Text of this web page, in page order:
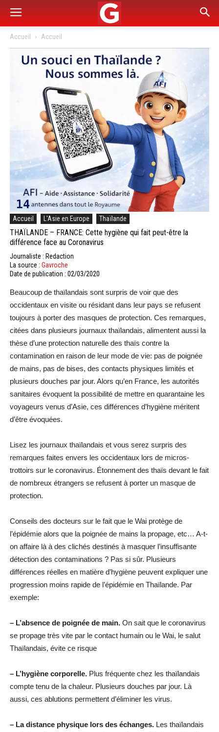
Accueil Accueil
Accueil L'Asie en Europe Thaïlande
THAÏLANDE – FRANCE: Cette hygiène qui fait peut-être la
différence face au Coronavirus
Journaliste : Redaction
La source : Gavroche
Date de publication : 02/03/2020
Beaucoup de thaïlandais sont surpris de voir que des
occidentaux en visite ou résidant dans leur pays se refusent
toujours à porter des masques de protection. Ces remarques,
citées dans plusieurs journaux thaïlandais, alimentent aussi la
thèse d’une protection naturelle des thaïs contre la
contamination en raison de leur mode de vie: pas de poignée
de mains, pas de bises, des contacts physiques limités et
plusieurs douches par jour. Alors qu’en France, les autorités
sanitaires évoquent la possibilité de mettre en quarantaine les
voyageurs venus d’Asie, ces différences d’hygiène méritent
d’être évoquées.
Lisez les journaux thaïlandais et vous serez surpris des
remarques faites envers les occidentaux lors de micros-
trottoirs sur le coronavirus. Étonnement des thaïs devant le fait
de nombreux étrangers se refusent à porter un masque de
protection.
Conseils des docteurs sur le fait que le Wai protège de
l’épidémie alors que la poignée de mains la propage, etc… A-t-
on affaire là à des clichés destinés à masquer l’insuffisante
détection des contaminations ? Pas si sûr. Plusieurs
différences réelles en matière d’hygiène peuvent expliquer une
progression moins rapide de l’épidémie en Thaïlande. Par
exemple:
– L’absence de poignée de main. On sait que le coronavirus
se propage très vite par le contact humain ou le Wai, le salut
Thaïlandais, évite ce risque
– L’hygiène corporelle. Plus fréquente chez les thaïlandais
compte tenu de la chaleur. Plusieurs douches par jour. Là
aussi, ces ablutions permettent d’éliminer les virus.
– La distance physique lors des échanges. Les thaïlandais